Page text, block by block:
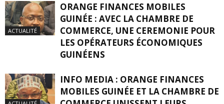
ACTUALITÉ
ORANGE FINANCES MOBILES
GUINÉE : AVEC LA CHAMBRE DE
COMMERCE, UNE CEREMONIE POUR
LES OPÉRATEURS ÉCONOMIQUES
GUINÉENS
INFO MEDIA : ORANGE FINANCES
MOBILES GUINÉE ET LA CHAMBRE DE